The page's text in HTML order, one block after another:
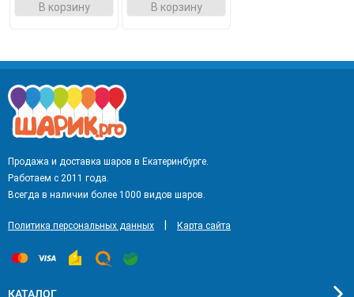
В корзину В корзину
Продажа и доставка шаров в Екатеринбурге.
Работаем с 2011 года.
Всегда в наличии более 1000 видов шаров.
Политика персональных данных Карта сайта
КАТАЛОГ